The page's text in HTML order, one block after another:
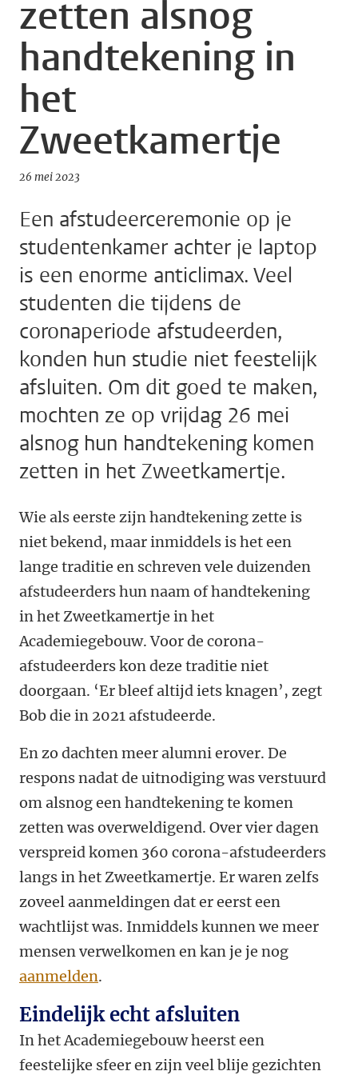
zetten alsnog
handtekening in
het
Zweetkamertje
26 mei 2023
Een afstudeerceremonie op je
studentenkamer achter je laptop
is een enorme anticlimax. Veel
studenten die tijdens de
coronaperiode afstudeerden,
konden hun studie niet feestelijk
afsluiten. Om dit goed te maken,
mochten ze op vrijdag 26 mei
alsnog hun handtekening komen
zetten in het Zweetkamertje.
Wie als eerste zijn handtekening zette is
niet bekend, maar inmiddels is het een
lange traditie en schreven vele duizenden
afstudeerders hun naam of handtekening
in het Zweetkamertje in het
Academiegebouw. Voor de corona-
afstudeerders kon deze traditie niet
doorgaan. ‘Er bleef altijd iets knagen’, zegt
Bob die in 2021 afstudeerde.
En zo dachten meer alumni erover. De
respons nadat de uitnodiging was verstuurd
om alsnog een handtekening te komen
zetten was overweldigend. Over vier dagen
verspreid komen 360 corona-afstudeerders
langs in het Zweetkamertje. Er waren zelfs
zoveel aanmeldingen dat er eerst een
wachtlijst was. Inmiddels kunnen we meer
mensen verwelkomen en kan je je nog
aanmelden.
Eindelijk echt afsluiten
In het Academiegebouw heerst een
feestelijke sfeer en zijn veel blije gezichten